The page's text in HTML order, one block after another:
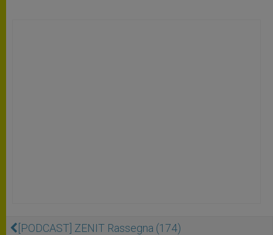
[PODCAST] ZENIT Rassegna (174)